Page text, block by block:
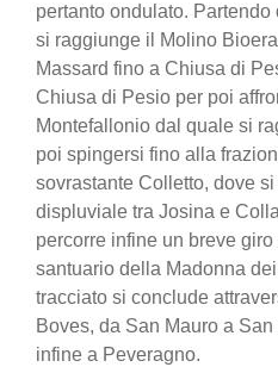
pertanto ondulato.
si raggiunge il Molino
Massard fino a Chiusa di
Chiusa di Pesio per poi
Montefallonio dal quale si
poi spingersi fino alla
sovrastante Colletto, dove
displuviale tra Josina e
percorre infine un breve giro
santuario della Madonna dei
tracciato si conclude
Boves, da San Mauro a
infine a Peveragno.